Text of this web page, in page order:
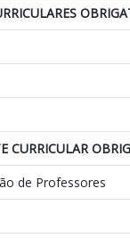
CURRICULAR
de Professores